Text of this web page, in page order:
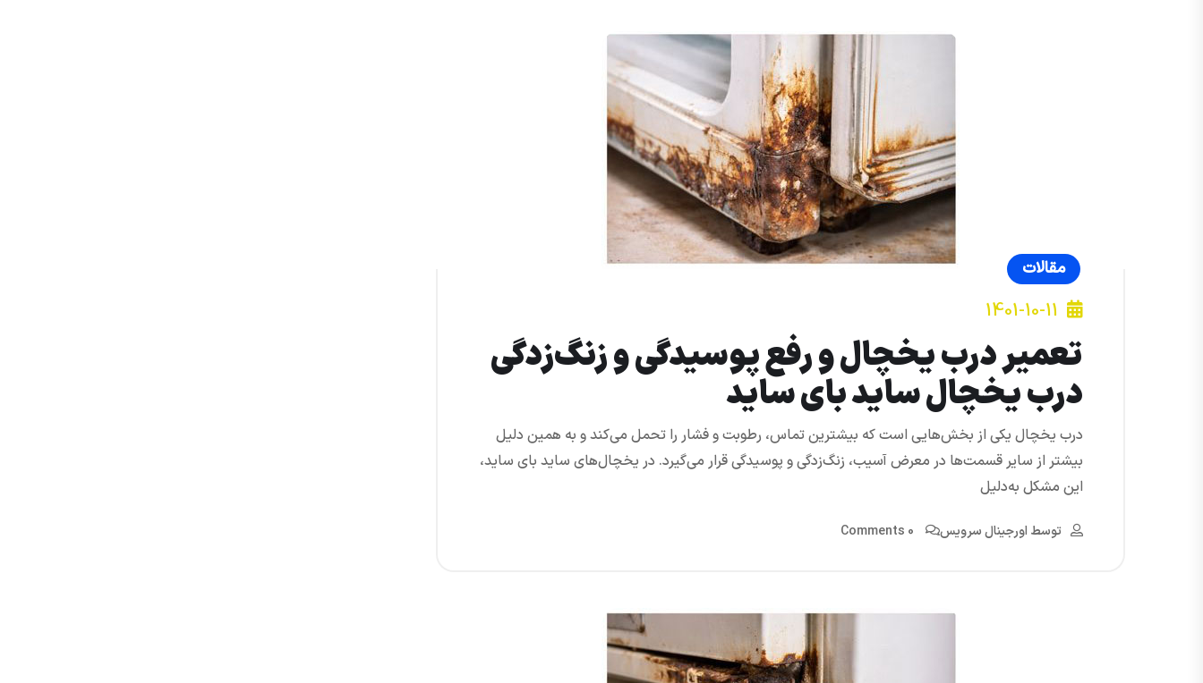
مقالات
1401-10-11
تعمیر درب یخچال و رفع پوسیدگی و زنگ‌زدگی
درب یخچال ساید بای ساید
درب یخچال یکی از بخش‌هایی است که بیشترین تماس، رطوبت و فشار را تحمل می‌کند و به همین دلیل
بیشتر از سایر قسمت‌ها در معرض آسیب، زنگ‌زدگی و پوسیدگی قرار می‌گیرد. در یخچال‌های ساید بای ساید،
این مشکل به‌دلیل
توسط اورجینال سرویس 0 Comments